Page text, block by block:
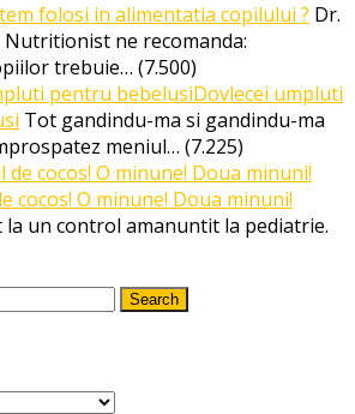
folosi in alimentatia copilului ? Dr.
Nutritionist ne recomanda:
trebuie… (7.500)
Dovlecei umpluti
Tot gandindu-ma si gandindu-ma
meniul… (7.225)
cocos! O minune! Doua minuni!
la un control amanuntit la pediatrie.